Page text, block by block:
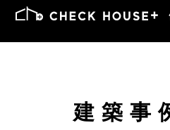
建築事